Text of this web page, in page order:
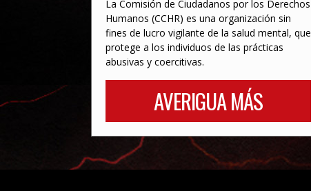
La Comisión de Ciudadanos por los Derechos
Humanos (CCHR) es una organización sin
fines de lucro vigilante de la salud mental, que
protege a los individuos de las prácticas
abusivas y coercitivas.
AVERIGUA MÁS